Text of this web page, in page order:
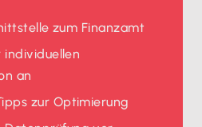
zum Finanzamt
individuellen
an
zur Optimierung